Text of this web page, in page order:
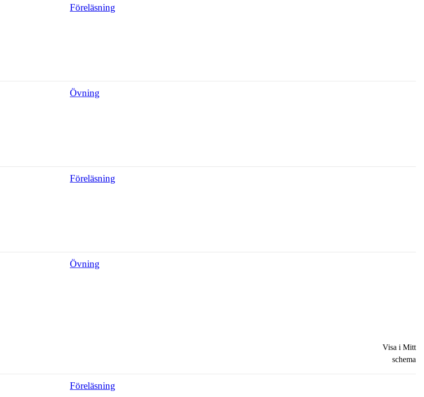
Föreläsning
Övning
Föreläsning
Övning
Visa i Mitt
schema
Föreläsning